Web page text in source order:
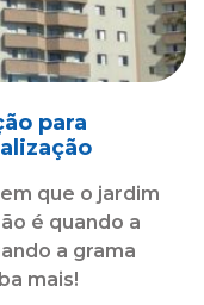
para
que o jardim
é quando a
a grama
mais!